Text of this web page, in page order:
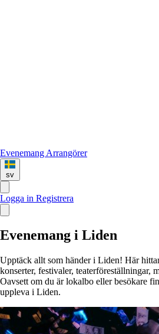
Evenemang Arrangörer
sv
Logga in Registrera
Evenemang i Liden
Upptäck allt som händer i Liden! Här
konserter, festivaler, teaterföreställningar,
Oavsett om du är lokalbo eller besökare
uppleva i Liden.